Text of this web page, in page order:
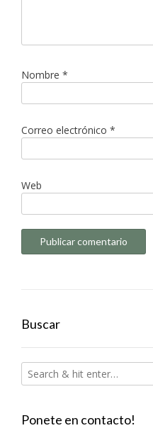
Nombre *
Correo electrónico *
Web
Buscar
Ponete en contacto!